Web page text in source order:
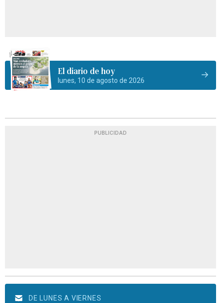
El diario de hoy
lunes, 10 de agosto de 2026
PUBLICIDAD
DE LUNES A VIERNES